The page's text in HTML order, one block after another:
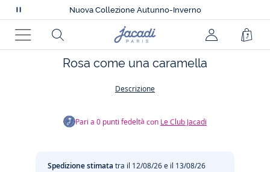
Metti
in
pausa
Nuova Collezione Autunno-Inverno
I nuovi Essentiels
Spedizione express offerta a partire da 99€
Guardaroba d'estate:tutto al -50%
Nuova Collezione Autunno-Inverno
Menu
Rechercher
Pagina
iniziale
di
Jacadi
Rosa come una caramella
Descrizione
Pari a 0 punti fedeltà con Le Club Jacadi
Spedizione stimata tra il 12/08/26 e il 13/08/26
Ref: FL_neonata_241016